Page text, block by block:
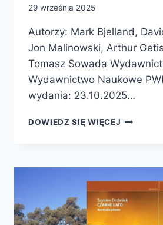
29 września 2025
Autorzy: Mark Bjelland,
Jon Malinowski, Arthur
Tomasz Sowada
Wydawnictwo Naukowe
wydania: 23.10.2025…
DOWIEDZ SIĘ WIĘCEJ